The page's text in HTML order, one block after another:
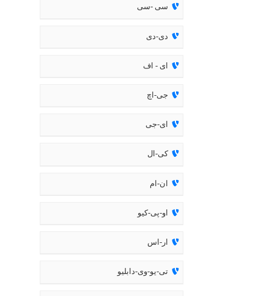
سی -سی
دی-دی
ای - اف
جی-اچ
ای-جی
کی-ال
ان-ام
او-پی-کیو
ار-اس
تی-یو-وی-دابلیو